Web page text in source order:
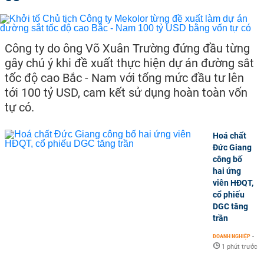
Công ty do ông Võ Xuân Trường đứng đầu từng
gây chú ý khi đề xuất thực hiện dự án đường sắt
tốc độ cao Bắc - Nam với tổng mức đầu tư lên
tới 100 tỷ USD, cam kết sử dụng hoàn toàn vốn
tự có.
Hoá chất
Đức Giang
công bố
hai ứng
viên HĐQT,
cổ phiếu
DGC tăng
trần
DOANH NGHIỆP -
1 phút trước